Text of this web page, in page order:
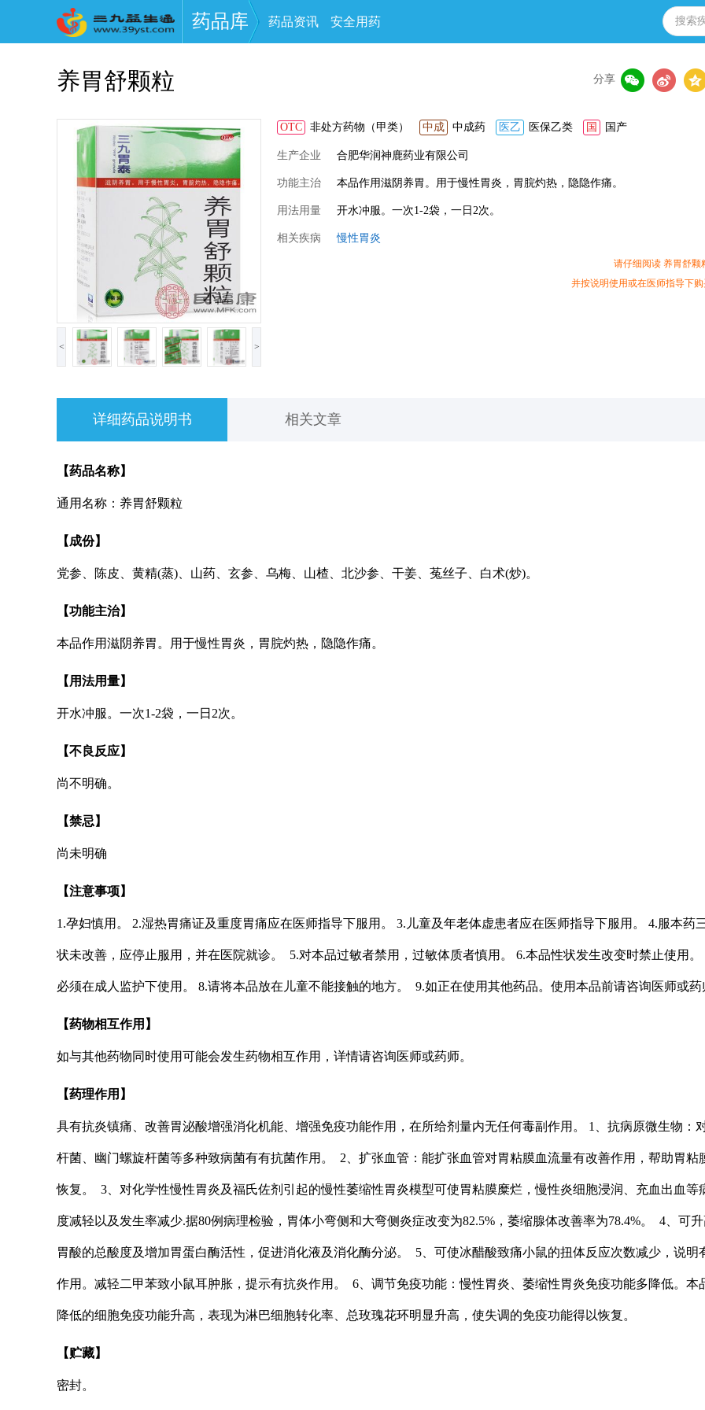
药品库 药品资讯 安全用药
分享
养胃舒颗粒
< >
OTC 非处方药物（甲类） 中成 中成药 医乙 医保乙类 国 国产
生产企业 合肥华润神鹿药业有限公司
功能主治 本品作用滋阴养胃。用于慢性胃炎，胃脘灼热，隐隐作痛。
用法用量 开水冲服。一次1-2袋，一日2次。
相关疾病 慢性胃炎
请仔细阅读 养胃舒颗
并按说明使用或在医师指导下购
详细药品说明书 相关文章
【药品名称】
通用名称：养胃舒颗粒
【成份】
党参、陈皮、黄精(蒸)、山药、玄参、乌梅、山楂、北沙参、干姜、菟丝子、白术(炒)。
【功能主治】
本品作用滋阴养胃。用于慢性胃炎，胃脘灼热，隐隐作痛。
【用法用量】
开水冲服。一次1-2袋，一日2次。
【不良反应】
尚不明确。
【禁忌】
尚未明确
【注意事项】
1.孕妇慎用。 2.湿热胃痛证及重度胃痛应在医师指导下服用。 3.儿童及年老体虚患者应在医师指导下服用。 4.服本药
状未改善，应停止服用，并在医院就诊。 5.对本品过敏者禁用，过敏体质者慎用。 6.本品性状发生改变时禁止使用。
必须在成人监护下使用。 8.请将本品放在儿童不能接触的地方。 9.如正在使用其他药品。使用本品前请咨询医师或药
【药物相互作用】
如与其他药物同时使用可能会发生药物相互作用，详情请咨询医师或药师。
【药理作用】
具有抗炎镇痛、改善胃泌酸增强消化机能、增强免疫功能作用，在所给剂量内无任何毒副作用。 1、抗病原微生物：
杆菌、幽门螺旋杆菌等多种致病菌有有抗菌作用。 2、扩张血管：能扩张血管对胃粘膜血流量有改善作用，帮助胃粘
恢复。 3、对化学性慢性胃炎及福氏佐剂引起的慢性萎缩性胃炎模型可使胃粘膜糜烂，慢性炎细胞浸润、充血出血等
度减轻以及发生率减少.据80例病理检验，胃体小弯侧和大弯侧炎症改变为82.5%，萎缩腺体改善率为78.4%。 4、可
胃酸的总酸度及增加胃蛋白酶活性，促进消化液及消化酶分泌。 5、可使冰醋酸致痛小鼠的扭体反应次数减少，说明
作用。减轻二甲苯致小鼠耳肿胀，提示有抗炎作用。 6、调节免疫功能：慢性胃炎、萎缩性胃炎免疫功能多降低。本
降低的细胞免疫功能升高，表现为淋巴细胞转化率、总玫瑰花环明显升高，使失调的免疫功能得以恢复。
【贮藏】
密封。